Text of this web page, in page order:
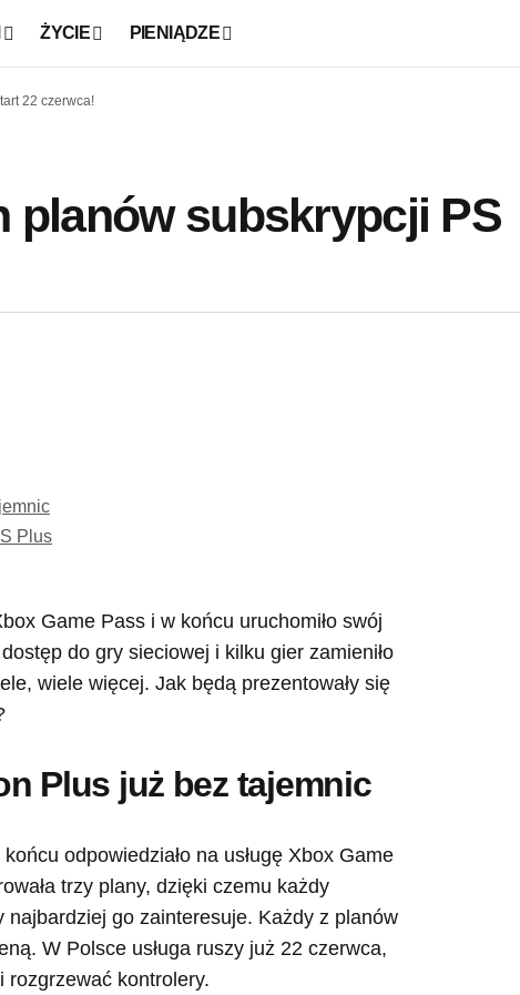
ŻYCIE PIENIĄDZE
22 czerwca!
planów subskrypcji PS
Plus
Game Pass i w końcu uruchomiło swój
do gry sieciowej i kilku gier zamieniło
wiele więcej. Jak będą prezentowały się
Plus już bez tajemnic
odpowiedziało na usługę Xbox Game
trzy plany, dzięki czemu każdy
najbardziej go zainteresuje. Każdy z planów
W Polsce usługa ruszy już 22 czerwca,
rozgrzewać kontrolery.